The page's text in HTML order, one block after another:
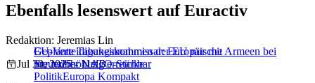
Ebenfalls lesenswert auf Euractiv
Geplante Tabakeinnahmen der EU nur mit
Steuererhöhung erreichbar
EU-Verteidigungskommissar: Europäische Armeen bei
nur halber NATO-Stärke
Redaktion: Jeremias Lin
Jul 30, 2025 - 11:13
PolitikEuropa Kompakt